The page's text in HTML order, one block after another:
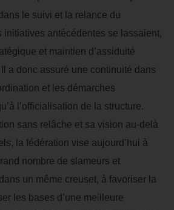
le suivi et la relance du
initiatives antécédentes se lassaient,
et maintien d’assiduité
a donc assuré une continuité dans
et les démarches
l’officialisation de la structure.
sans relâche et sa vision au-delà
la fédération vise aujourd’hui à
nombre de slameurs et
un même creuset, à favoriser la
les bases d’une meilleure